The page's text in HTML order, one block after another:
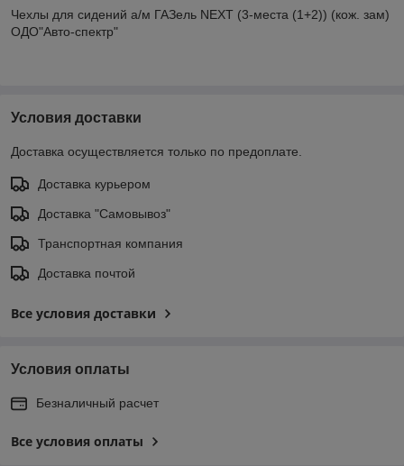
Чехлы для сидений а/м ГАЗель NEXT (3-места (1+2)) (кож. зам)
ОДО"Авто-спектр"
Условия доставки
Доставка осуществляется только по предоплате.
Доставка курьером
Доставка "Самовывоз"
Транспортная компания
Доставка почтой
Все условия доставки
Условия оплаты
Безналичный расчет
Все условия оплаты